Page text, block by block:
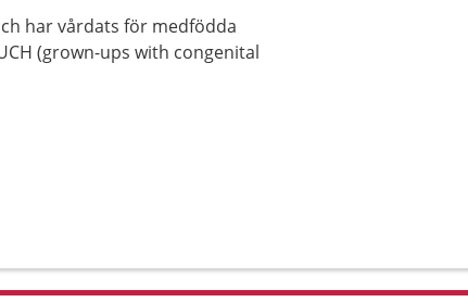
har vårdats för medfödda
(grown-ups with congenital